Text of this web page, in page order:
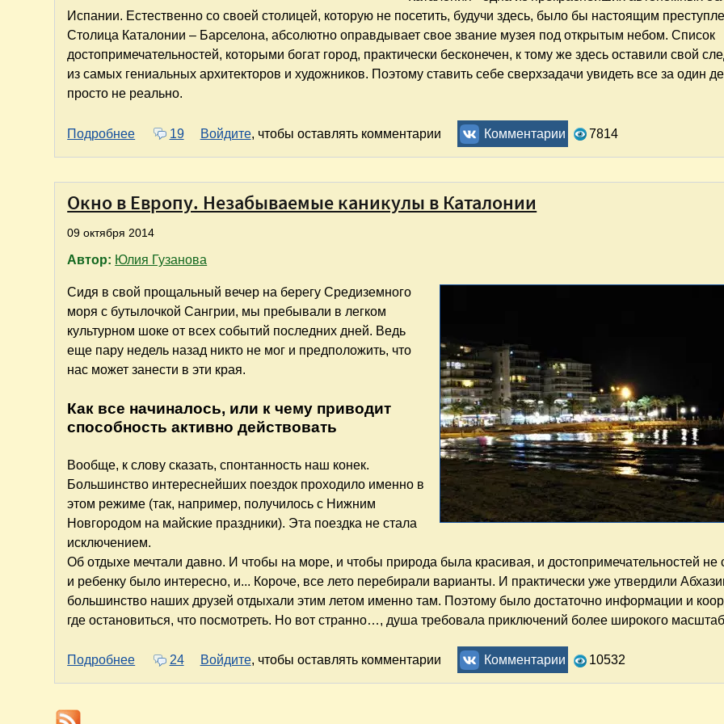
Испании. Естественно со своей столицей, которую не посетить, будучи здесь, было бы настоящим
Столица Каталонии – Барселона, абсолютно оправдывает свое звание музея под открытым небом. Список
достопримечательностей, которыми богат город, практически бесконечен, к тому же здесь оставили свой
из самых гениальных архитекторов и художников. Поэтому ставить себе сверхзадачи увидеть все за один
просто не реально.
Подробнее о Один день в Барселоне глазами "тульских пряников"
19 Войдите, чтобы оставлять комментарии Комментарии 7814
Окно в Европу. Незабываемые каникулы в Каталонии
09 октября 2014
Автор: Юлия Гузанова
Сидя в свой прощальный вечер на берегу Средиземного
моря с бутылочкой Сангрии, мы пребывали в легком
культурном шоке от всех событий последних дней. Ведь
еще пару недель назад никто не мог и предположить, что
нас может занести в эти края.
Как все начиналось, или к чему приводит
способность активно действовать
Вообще, к слову сказать, спонтанность наш конек.
Большинство интереснейших поездок проходило именно в
этом режиме (так, например, получилось с Нижним
Новгородом на майские праздники). Эта поездка не стала
исключением.
Об отдыхе мечтали давно. И чтобы на море, и чтобы природа была красивая, и достопримечательностей не
и ребенку было интересно, и... Короче, все лето перебирали варианты. И практически уже утвердили
большинство наших друзей отдыхали этим летом именно там. Поэтому было достаточно информации и
где остановиться, что посмотреть. Но вот странно…, душа требовала приключений более широкого
Подробнее о Окно в Европу. Незабываемые каникулы в Каталонии
24 Войдите, чтобы оставлять комментарии Комментарии 10532